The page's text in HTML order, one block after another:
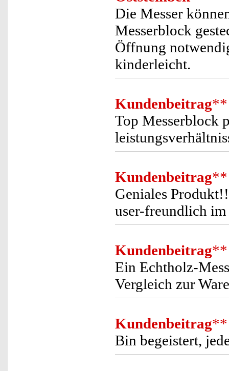
Die Messer
Messerblock
Öffnung
kinderleicht.
Kundenbeitrag**
Top Messerblock
Kundenbeitrag**
Geniales
user-freundlich
Kundenbeitrag**
Ein Echtholz-
Vergleich zur
Kundenbeitrag**
Bin begeistert,